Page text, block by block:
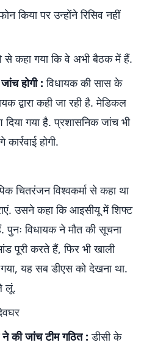
किया पर उन्होंने रिसिव नहीं
कहा गया कि वे अभी बैठक में हैं.
होगी :विधायक की सास के
द्वारा कही जा रही है. मेडिकल
दिया गया है. प्रशासनिक जांच भी
होगी.
चितरंजन विश्वकर्मा से कहा था
उसने कहा कि आइसीयू में शिफ्ट
विधायक ने मौत की सूचना
पूरी करते हैं, फिर भी खाली
यह सब डीएस को देखना था.
लूं.
ने की जांच टीम गठित :डीसी के